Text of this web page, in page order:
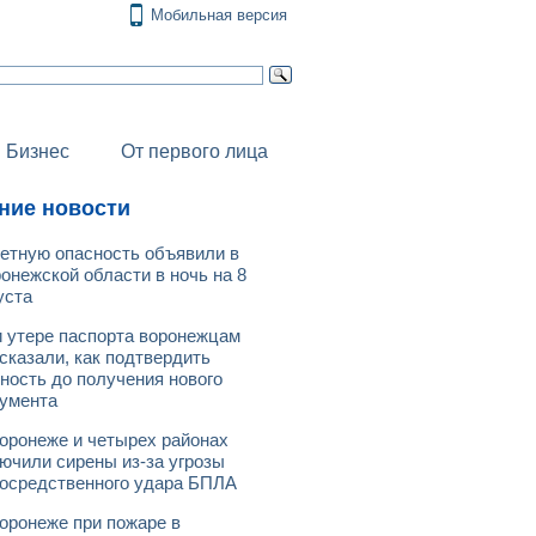
Мобильная версия
Бизнес От первого лица
новости
опасность объявили в
области в ночь на 8
утере паспорта воронежцам
как подтвердить
до получения нового
и четырех районах
сирены из-за угрозы
удара БПЛА
при пожаре в